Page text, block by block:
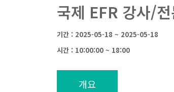
국제 EFR 강사/
기간 : 2025-05-18 ~ 2025-05-18
시간 : 10:00:00 ~ 18:00
개요